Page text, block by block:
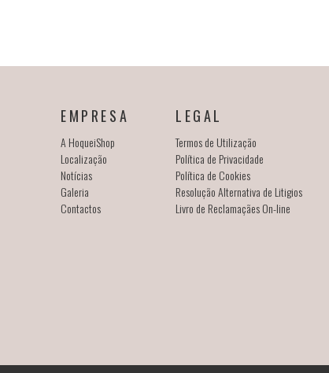
EMPRESA
A HoqueiShop
Localização
Notícias
Galeria
Contactos
LEGAL
Termos de Utilização
Política de Privacidade
Política de Cookies
Resolução Alternativa de Litigios
Livro de Reclamaçães On-line